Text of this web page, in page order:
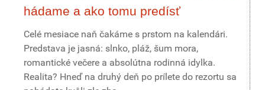
hádame a ako tomu predísť
Celé mesiace naň čakáme s prstom na kalendári.
Predstava je jasná: slnko, pláž, šum mora,
romantické večere a absolútna rodinná idylka.
Realita? Hneď na druhý deň po prílete do rezortu sa